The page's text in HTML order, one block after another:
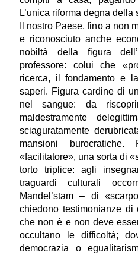
L’unica riforma degna
Il nostro Paese, fino a non
e riconosciuto anche
nobiltà della figura
professore: colui che
ricerca, il fondamento e
saperi. Figura cardine di
nel sangue: da
maldestramente
sciaguratamente
mansioni
«facilitatore», una sorta di
torto triplice: agli
traguardi culturali
Mandel’stam – di
chiedono testimonianze
che non è e non deve
occultano le difficoltà;
democrazia o